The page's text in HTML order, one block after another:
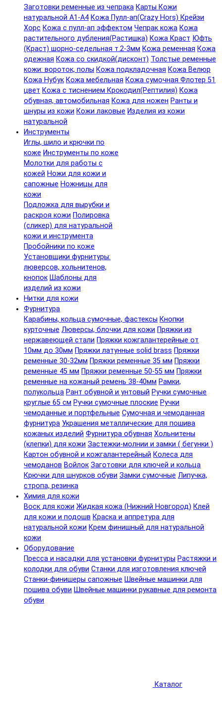
Заготовки ременные из чепрака Карты Кожи
натуральной А1-А4 Кожа Пулл-ап(Crazy Hors) Крейзи
Хорс Кожа с пулл-ап эффектом Чепрак кожа Кожа
растительного дубления(Растишка) Кожа Краст Юфть
(Краст) шорно-седельная т.2-3мм Кожа ременная Кожа
одежная Кожа со скидкой(дисконт) Толстые ременные
кожи: вороток, полы Кожа подкладочная Кожа Велюр
Кожа Нубук Кожа мебельная Кожа сумочная Флотер 51
цвет Кожа с тиснением Крокодил(Рептилия) Кожа
обувная, автомобильная Кожа для ножен Ранты и
шнуры из кожи Кожи лаковые Изделия из кожи
натуральной
Инструменты
Иглы, шило и крючки по
коже Инструменты по коже
Молотки для работы с
кожей Ножи для кожи и
сапожные Ножницы для
кожи
Подложка для вырубки и
раскроя кожи Полировка
(сликер) для натуральной
кожи и инструмента
Пробойники по коже
Установщики фурнитуры:
люверсов, хольнитенов,
кнопок Шаблоны для
изделий из кожи
Нитки для кожи
Фурнитура
Карабины, кольца сумочные, фастексы Кнопки
курточные Люверсы, блочки для кожи Пряжки из
нержавеющей стали Пряжки кожгалантерейные от
10мм до 30мм Пряжки латунные solid brass Пряжки
ременные 30-32мм Пряжки ременные 35 мм Пряжки
ременные 45 мм Пряжки ременные 50-55 мм Пряжки
ременные на кожаный ремень 38-40мм Рамки,
полукольца Рант обувной и унтовый Ручки сумочные
круглые 65 см Ручки сумочные плоские Ручки
чемоданные и портфельные Сумочная и чемоданная
фурнитура Украшения металлические для пошива
кожаных изделий Фурнитура обувная Хольнитены
(клепки) для кожи Застежки-молнии и замки ( бегунки )
Картон обувной и кожгалантерейный Колеса для
чемоданов Войлок Заготовки для ключей и кольца
Крючки для шнурков обуви Замки сумочные Липучка,
стропа, резинка
Химия для кожи
Воск для кожи Жидкая кожа (Нижний Новгород) Клей
для кожи и подошв Краска и аппретура для
натуральной кожи Крем финишный для натуральной
кожи
Оборудование
Пресса и насадки для установки фурнитуры Растяжки и
колодки для обуви Станки для изготовления ключей
Станки-финишеры сапожные Швейные машинки для
пошива обуви Швейные машинки рукавные для ремонта
обуви
Каталог